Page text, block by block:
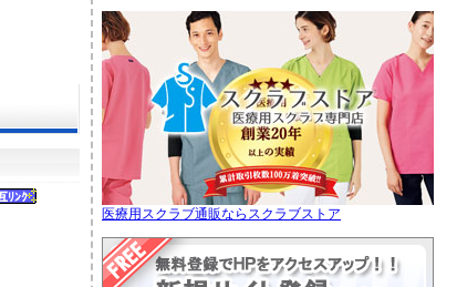
医療用スクラブ通販ならスクラブストア